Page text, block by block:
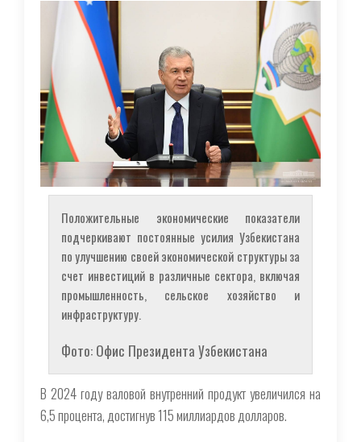
Положительные экономические показатели
подчеркивают постоянные усилия Узбекистана
по улучшению своей экономической структуры за
счет инвестиций в различные сектора, включая
промышленность, сельское хозяйство и
инфраструктуру.
Фото: Офис Президента Узбекистана
В 2024 году валовой внутренний продукт увеличился на
6,5 процента, достигнув 115 миллиардов долларов.